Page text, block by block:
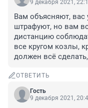
9 декабря 2021,
Вам объясняют, вас
штрафуют, но вам
дистанцию
все кругом козлы,
должен всё
ОТВЕТИТЬ
Гость
9 декабря 2021,